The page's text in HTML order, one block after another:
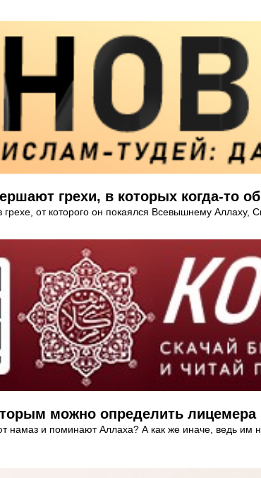
грехи, в которых когда-то
грехе, от которого он покаялся Всевышнему Аллаху,
можно определить лицемера
намаз и поминают Аллаха? А как же иначе, ведь им